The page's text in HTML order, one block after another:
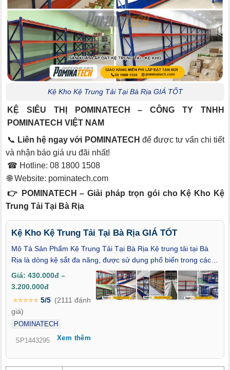
Kệ Kho Kệ Trung Tải Tại Bà Rịa GIÁ TỐT
KỆ SIÊU THỊ POMINATECH – CÔNG TY TNHH
POMINATECH VIỆT NAM
📞 Liên hệ ngay với POMINATECH để được tư vấn chi tiết
và nhận báo giá ưu đãi nhất!
☎ Hotline: 08 1800 1508
🌐 Website: pominatech.com
👉 POMINATECH – Giải pháp trọn gói cho Kệ Kho Kệ
Trung Tải Tại Bà Rịa
Kệ Kho Kệ Trung Tải Tại Bà Rịa GIÁ TỐT
Mô Tả Sản Phẩm Kệ Trung Tải Tại Bà Rịa Kệ trung tải tại Bà
Rịa là dòng kệ sắt đa năng, được sử dụng phổ biến trong các
kho hàng doanh nghiệp, xưởng sản xuất, nhà kho chứa vật tư
hoặc cửa hàng. Sản phẩm có khả năng chịu lực từ 150kg đến
800kg mỗi tầng, phù hợp cho việc lưu trữ hàng hóa với tải trọng
trung bình. Cấu trúc kệ gồm khung thép sơn tĩnh điện chống
oxy hóa, mặt kệ có thể là tôn dày hoặc ván ép công nghiệp –
đảm bảo độ chắc chắn và độ bền cao. Các tầng kệ có thể điều
chỉnh độ cao linh hoạt, giúp dễ dàng phân loại và sắp xếp hàng
Giá: 430.000đ –
3.200.000đ
⭐⭐⭐⭐⭐ 5/5 (2111 đánh
giá)
POMINATECH
SP1443295 Xem thêm